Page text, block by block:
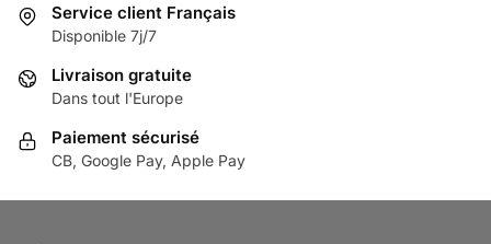
Service client Français
Disponible 7j/7
Livraison gratuite
Dans tout l'Europe
Paiement sécurisé
CB, Google Pay, Apple Pay